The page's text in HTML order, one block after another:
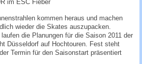
im ESC Fieber
kommen heraus und machen
wieder die Skates auszupacken.
laufen die Planungen für die Saison 2011 der
Düsseldorf auf Hochtouren. Fest steht
Termin für den Saisonstart präsentiert